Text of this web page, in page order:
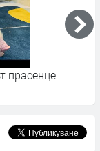
прасенце